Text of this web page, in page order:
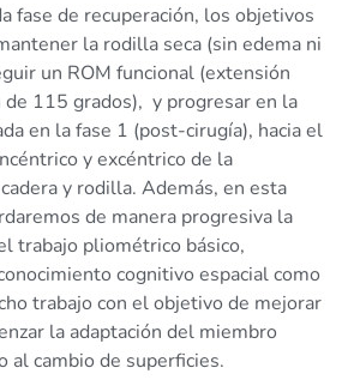
fase de recuperación, los objetivos
la rodilla seca (sin edema ni
un ROM funcional (extensión
115 grados), y progresar en la
en la fase 1 (post-cirugía), hacia el
y excéntrico de la
y rodilla. Además, en esta
de manera progresiva la
trabajo pliométrico básico,
cognitivo espacial como
trabajo con el objetivo de mejorar
la adaptación del miembro
al cambio de superficies.